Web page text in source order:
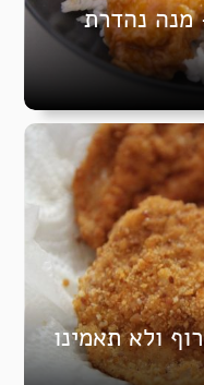
מנה נהדרת
ולא תאמינו